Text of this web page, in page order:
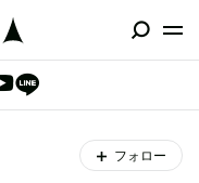
フォロー